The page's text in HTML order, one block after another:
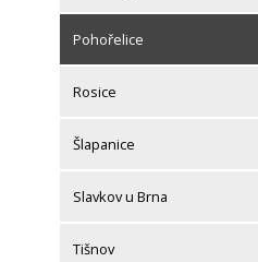
Pohořelice
Rosice
Šlapanice
Slavkov u Brna
Tišnov